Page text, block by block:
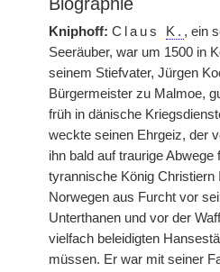
Kniphoff: Claus K. , ein
Seeräuber, war um 1500 in
seinem Stiefvater, Jürgen
Bürgermeister zu Malmoe,
früh in dänische
weckte seinen Ehrgeiz, der
ihn bald auf traurige
tyrannische König Christiern
Norwegen aus Furcht vor
Unterthanen und vor der
vielfach beleidigten
müssen. Er war mit seiner